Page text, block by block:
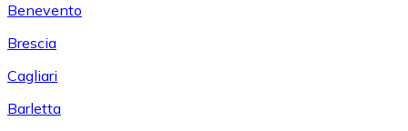
Benevento
Brescia
Cagliari
Barletta